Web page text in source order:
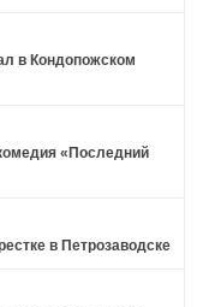
в Кондопожском
«Последний
в Петрозаводске